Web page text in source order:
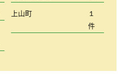
上山町
１
件